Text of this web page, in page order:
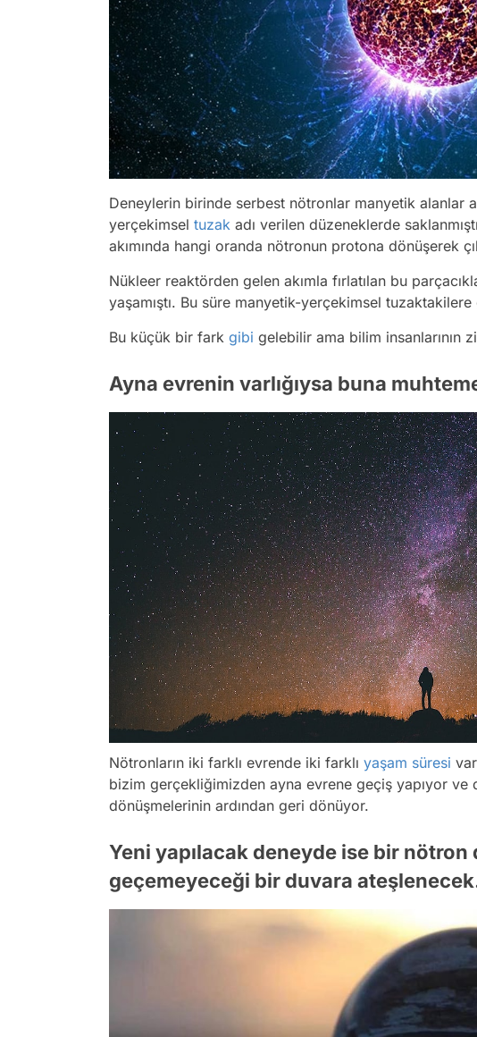
Deneylerin birinde serbest nötronlar manyetik alanlar
yerçekimsel tuzak adı verilen düzeneklerde
akımında hangi oranda nötronun protona dönüşerek
Nükleer reaktörden gelen akımla fırlatılan bu
yaşamıştı. Bu süre manyetik-yerçekimsel
Bu küçük bir fark gibi gelebilir ama bilim insanlarının
Ayna evrenin varlığıysa buna
Nötronların iki farklı evrende iki farklı yaşam süresi
bizim gerçekliğimizden ayna evrene geçiş yapıyor
dönüşmelerinin ardından geri dönüyor.
Yeni yapılacak deneyde ise bir
geçemeyeceği bir duvara